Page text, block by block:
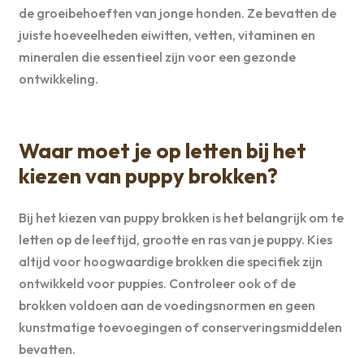
de groeibehoeften van jonge honden. Ze bevatten de
juiste hoeveelheden eiwitten, vetten, vitaminen en
mineralen die essentieel zijn voor een gezonde
ontwikkeling.
Waar moet je op letten bij het
kiezen van puppy brokken?
Bij het kiezen van puppy brokken is het belangrijk om te
letten op de leeftijd, grootte en ras van je puppy. Kies
altijd voor hoogwaardige brokken die specifiek zijn
ontwikkeld voor puppies. Controleer ook of de
brokken voldoen aan de voedingsnormen en geen
kunstmatige toevoegingen of conserveringsmiddelen
bevatten.